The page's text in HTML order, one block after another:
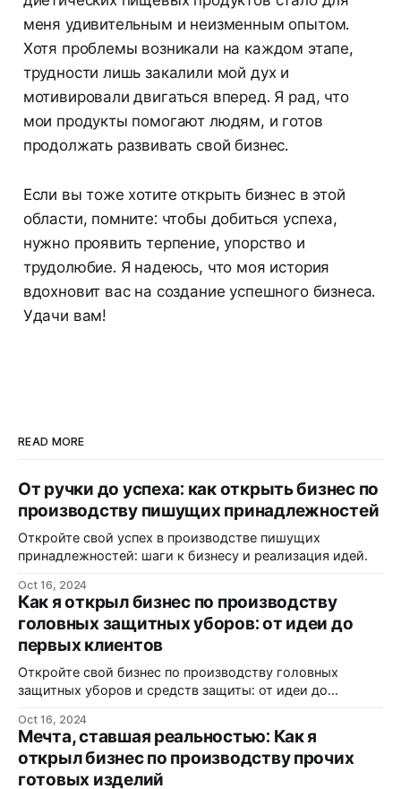
меня удивительным и неизменным опытом.
Хотя проблемы возникали на каждом этапе,
трудности лишь закалили мой дух и
мотивировали двигаться вперед. Я рад, что
мои продукты помогают людям, и готов
продолжать развивать свой бизнес.
Если вы тоже хотите открыть бизнес в этой
области, помните: чтобы добиться успеха,
нужно проявить терпение, упорство и
трудолюбие. Я надеюсь, что моя история
вдохновит вас на создание успешного бизнеса.
Удачи вам!
READ MORE
От ручки до успеха: как открыть бизнес по
производству пишущих принадлежностей
Откройте свой успех в производстве пишущих
принадлежностей: шаги к бизнесу и реализация идей.
Oct 16, 2024
Как я открыл бизнес по производству
головных защитных уборов: от идеи до
первых клиентов
Откройте свой бизнес по производству головных
защитных уборов и средств защиты: от идеи до
Oct 16, 2024
Мечта, ставшая реальностью: Как я
открыл бизнес по производству прочих
готовых изделий